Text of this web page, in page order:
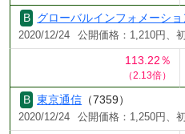
グローバルインフォメーショ
2020/12/24 公開価格：1,210円、
113.22％
（2.13倍）
東京通信 （7359）
2020/12/24 公開価格：1,250円、